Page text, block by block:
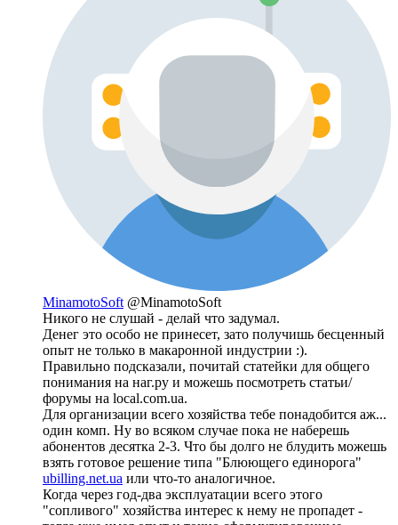
MinamotoSoft @MinamotoSoft
Никого не слушай - делай что задумал.
Денег это особо не принесет, зато получишь бесценный
опыт не только в макаронной индустрии :).
Правильно подсказали, почитай статейки для общего
понимания на наг.ру и можешь посмотреть статьи/
форумы на local.com.ua.
Для организации всего хозяйства тебе понадобится аж...
один комп. Ну во всяком случае пока не наберешь
абонентов десятка 2-3. Что бы долго не блудить можешь
взять готовое решение типа "Блюющего единорога"
ubilling.net.ua или что-то аналогичное.
Когда через год-два эксплуатации всего этого
"сопливого" хозяйства интерес к нему не пропадет -